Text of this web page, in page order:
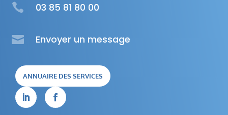
 03 85 81 80 00
 Envoyer un message
ANNUAIRE DES SERVICES
 